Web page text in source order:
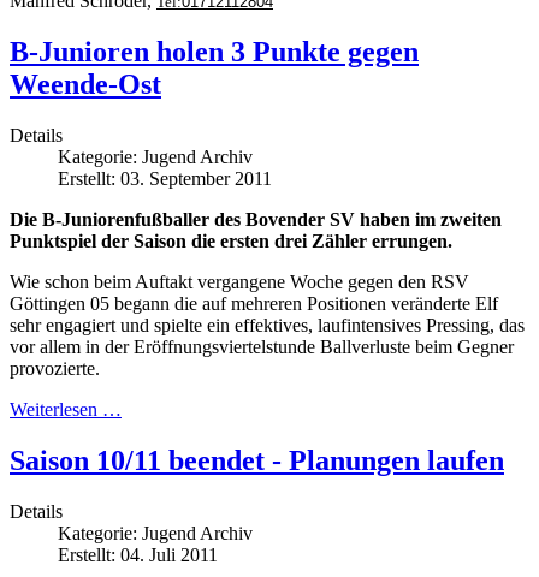
B-Junioren holen 3 Punkte gegen
Weende-Ost
Details
Kategorie: Jugend Archiv
Erstellt: 03. September 2011
Die B-Juniorenfußballer des Bovender SV haben im zweiten
Punktspiel der Saison die ersten drei Zähler errungen.
Wie schon beim Auftakt vergangene Woche gegen den RSV
Göttingen 05 begann die auf mehreren Positionen veränderte Elf
sehr engagiert und spielte ein effektives, laufintensives Pressing, das
vor allem in der Eröffnungsviertelstunde Ballverluste beim Gegner
provozierte.
Weiterlesen …
Saison 10/11 beendet - Planungen laufen
Details
Kategorie: Jugend Archiv
Erstellt: 04. Juli 2011